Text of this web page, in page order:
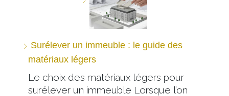
Surélever un immeuble : le guide des
matériaux légers
Le choix des matériaux légers pour
surélever un immeuble Lorsque l’on